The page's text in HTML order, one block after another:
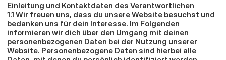
Einleitung und Kontaktdaten des Verantwortlichen
1.1 Wir freuen uns, dass du unsere Website besuchst und
bedanken uns für dein Interesse. Im Folgenden
informieren wir dich über den Umgang mit deinen
personenbezogenen Daten bei der Nutzung unserer
Website. Personenbezogene Daten sind hierbei alle